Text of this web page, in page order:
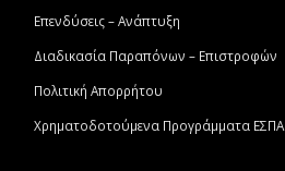
Επενδύσεις – Ανάπτυξη
Διαδικασία Παραπόνων – Επιστροφών
Πολιτική Απορρήτου
Χρηματοδοτούμενα Προγράμματα ΕΣΠΑ